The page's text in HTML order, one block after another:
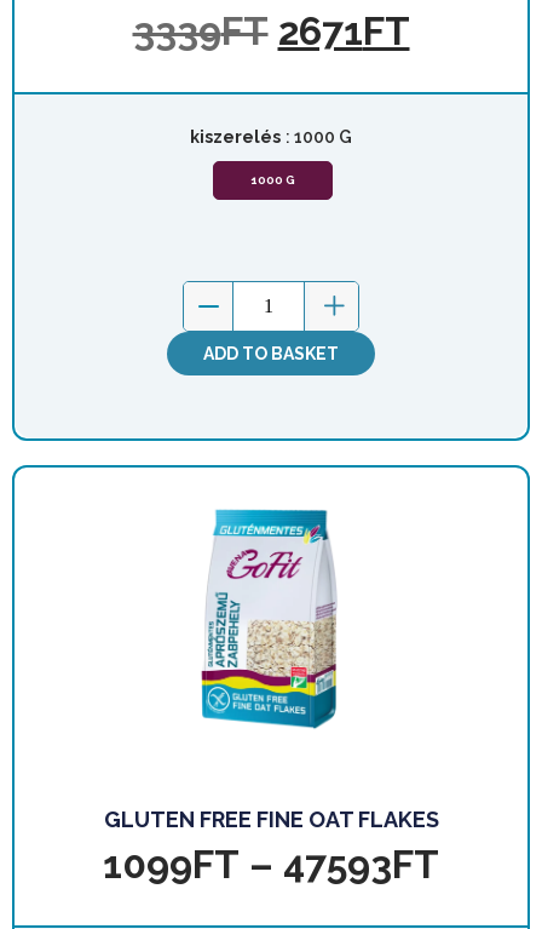
3339FT 2671FT
kiszerelés : 1000 G
1000 G
ADD TO BASKET
GLUTEN FREE FINE OAT FLAKES
1099FT – 47593FT